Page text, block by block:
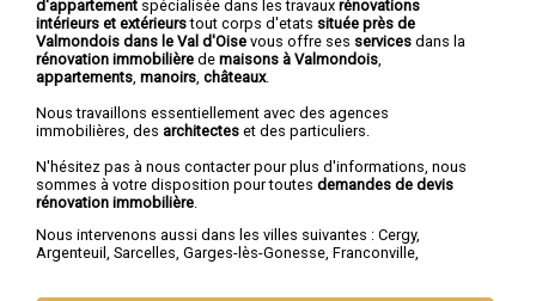
d'appartement spécialisée dans les travaux rénovations
intérieurs et extérieurstout corps d'etats située près de
Valmondois dans le Val d'Oise vous offre ses services dans la
rénovation immobilière de maisons à Valmondois
appartements manoirs châteaux.
Nous travaillons essentiellement avec des agences
immobilières, des architectes et des particuliers.
N'hésitez pas à nous contacter pour plus d'informations, nous
sommes à votre disposition pour toutes demandes de devis
rénovation immobilière
Nous intervenons aussi dans les villes suivantes : Cergy,
Argenteuil , Sarcelles, Garges-lès-Gonesse, Franconville,